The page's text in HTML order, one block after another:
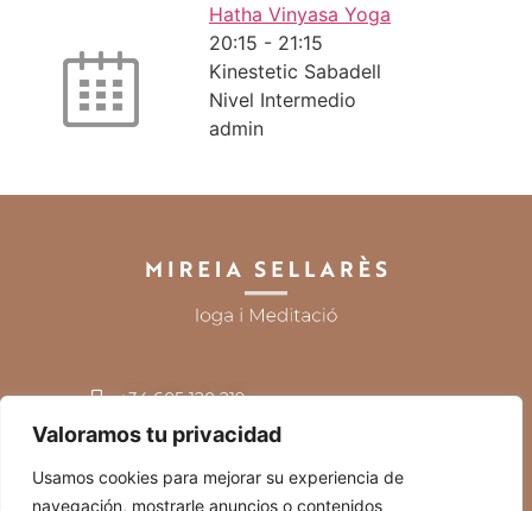
Valoramos tu privacidad
Usamos cookies para mejorar su experiencia de
navegación, mostrarle anuncios o contenidos
Hatha Vinyasa Yoga
20:15 - 21:15
Kinestetic Sabadell
Nivel Intermedio
admin
+34 605 120 219
miresellares@gmail.com